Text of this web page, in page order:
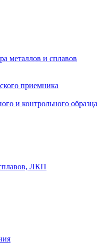
металлов и сплавов
приемника
и контрольного образца
ЛКП